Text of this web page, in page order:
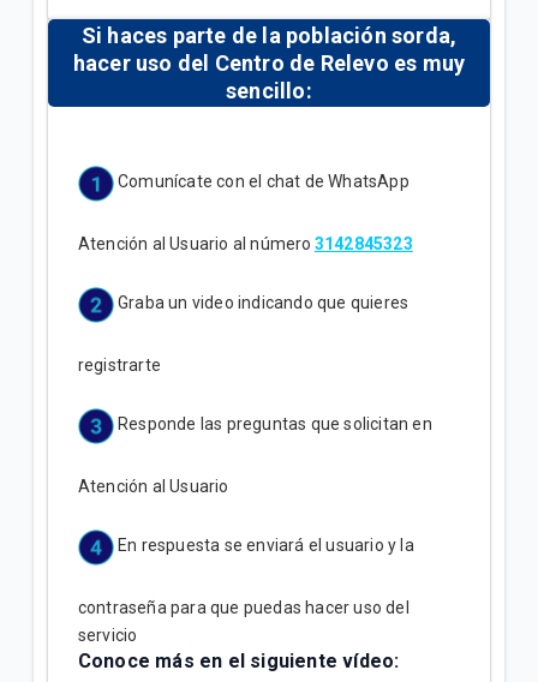
Si haces parte de la población sorda,
hacer uso del Centro de Relevo es muy
sencillo:
Comunícate con el chat de WhatsApp
Atención al Usuario al número 3142845323
Graba un video indicando que quieres
registrarte
Responde las preguntas que solicitan en
Atención al Usuario
En respuesta se enviará el usuario y la
contraseña para que puedas hacer uso del
servicio
Conoce más en el siguiente vídeo: